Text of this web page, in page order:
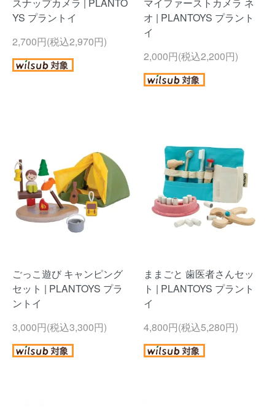
YS プラントイ
2,700円(税込2,970円)
オ | PLANTOYS プラント
イ
2,000円(税込2,200円)
ごっこ遊び キャンピング
セット | PLANTOYS プラ
ントイ
3,000円(税込3,300円)
ままごと 歯医者さんセッ
ト | PLANTOYS プラント
イ
4,800円(税込5,280円)